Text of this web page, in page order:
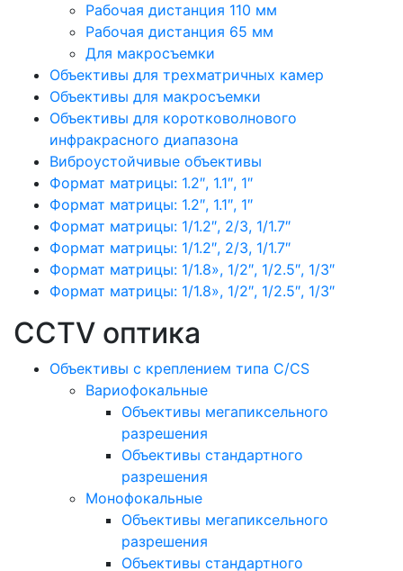
Рабочая дистанция 110 мм
Рабочая дистанция 65 мм
Для макросъемки
Объективы для трехматричных камер
Объективы для макросъемки
Объективы для коротковолнового
инфракрасного диапазона
Виброустойчивые объективы
Формат матрицы: 1.2″, 1.1″, 1″
Формат матрицы: 1.2″, 1.1″, 1″
Формат матрицы: 1/1.2″, 2/3, 1/1.7″
Формат матрицы: 1/1.2″, 2/3, 1/1.7″
Формат матрицы: 1/1.8», 1/2″, 1/2.5″, 1/3″
Формат матрицы: 1/1.8», 1/2″, 1/2.5″, 1/3″
CCTV оптика
Объективы с креплением типа C/CS
Вариофокальные
Объективы мегапиксельного
разрешения
Объективы стандартного
разрешения
Монофокальные
Объективы мегапиксельного
разрешения
Объективы стандартного